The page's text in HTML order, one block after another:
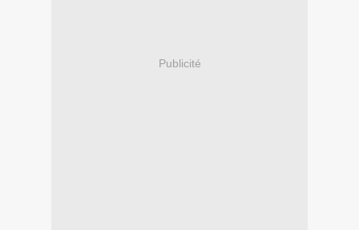
Publicité